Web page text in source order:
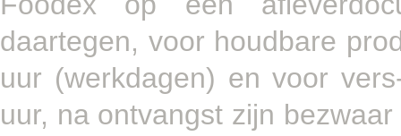
daartegen, voor houdbare
uur (werkdagen) en voor
uur, na ontvangst zijn